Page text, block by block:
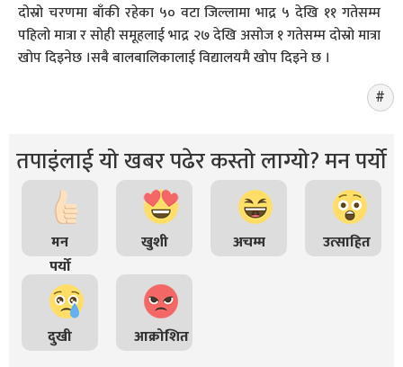
दोस्रो चरणमा बाँकी रहेका ५० वटा जिल्लामा भाद्र ५ देखि ११ गतेसम्म
पहिलो मात्रा र सोही समूहलाई भाद्र २७ देखि असोज १ गतेसम्म दोस्रो मात्रा
खोप दिइनेछ ।सबै बालबालिकालाई विद्यालयमै खोप दिइने छ ।
तपाइंलाई यो खबर पढेर कस्तो लाग्यो? मन पर्यो
मन
पर्यो
खुशी अचम्म उत्साहित
दुखी आक्रोशित